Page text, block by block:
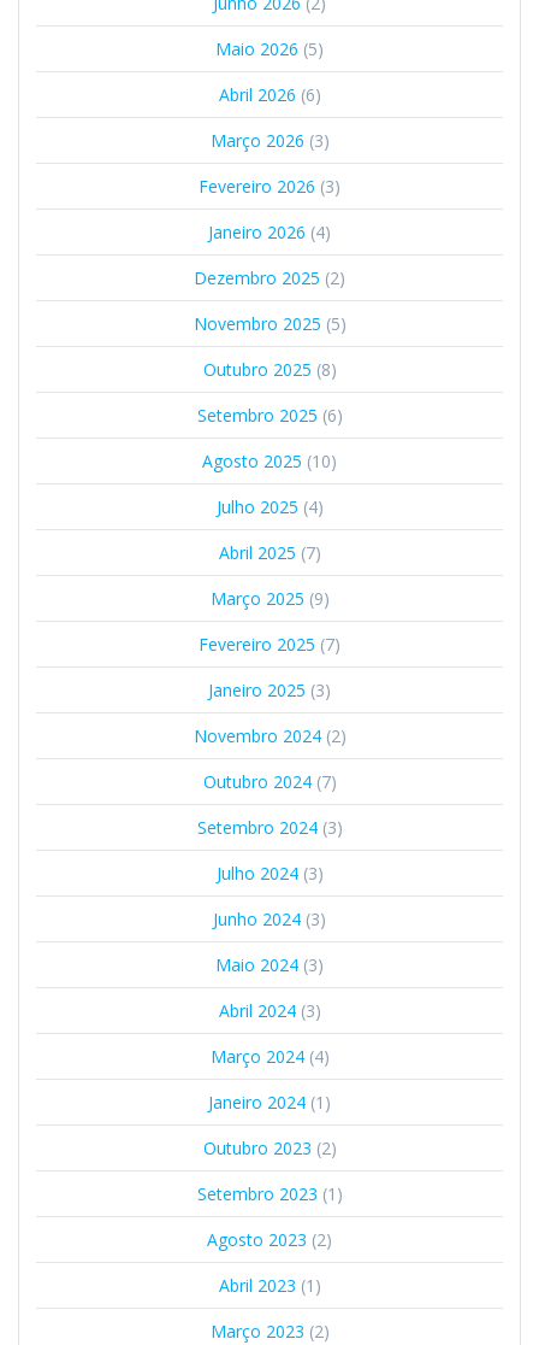
Maio 2026 (5)
Abril 2026 (6)
Março 2026 (3)
Fevereiro 2026 (3)
Janeiro 2026 (4)
Dezembro 2025 (2)
Novembro 2025 (5)
Outubro 2025 (8)
Setembro 2025 (6)
Agosto 2025 (10)
Julho 2025 (4)
Abril 2025 (7)
Março 2025 (9)
Fevereiro 2025 (7)
Janeiro 2025 (3)
Novembro 2024(2)
Outubro 2024(7)
Setembro 2024(3)
Julho 2024(3)
Junho 2024 (3)
Maio 2024 (3)
Abril 2024(3)
Março 2024(4)
Janeiro 2024 (1)
Outubro 2023 (2)
Setembro 2023 (1)
Agosto 2023 (2)
Abril 2023 (1)
Março 2023 (2)